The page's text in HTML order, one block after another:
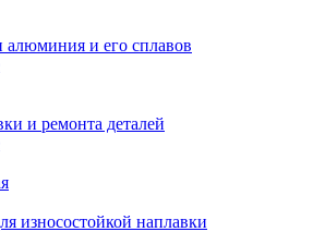
алюминия и его сплавов
и ремонта деталей
износостойкой наплавки